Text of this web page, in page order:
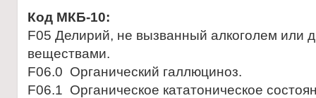
Код МКБ-10:
F05 Делирий, не вызванный алкоголем или
веществами.
F06.0 Органический галлюциноз.
F06.1 Органическое кататоническое